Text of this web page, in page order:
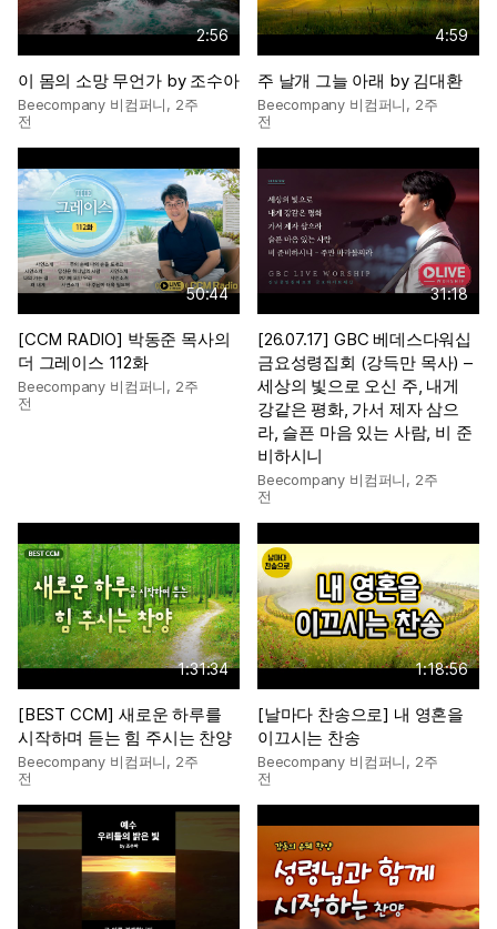
2:56
이 몸의 소망 무언가 by 조수아
Beecompany 비컴퍼니, 2주
전
4:59
주 날개 그늘 아래 by 김대환
Beecompany 비컴퍼니, 2주
전
50:44
[CCM RADIO] 박동준 목사의
더 그레이스 112화
Beecompany 비컴퍼니, 2주
전
31:18
[26.07.17] GBC 베데스다워십
금요성령집회 (강득만 목사) –
세상의 빛으로 오신 주, 내게
강같은 평화, 가서 제자 삼으
라, 슬픈 마음 있는 사람, 비 준
비하시니
Beecompany 비컴퍼니, 2주
전
1:31:34
[BEST CCM] 새로운 하루를
시작하며 듣는 힘 주시는 찬양
Beecompany 비컴퍼니, 2주
전
1:18:56
[날마다 찬송으로] 내 영혼을
이끄시는 찬송
Beecompany 비컴퍼니, 2주
전